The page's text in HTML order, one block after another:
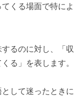
くる場面で特によ
るのに対し、「収
る」を表します。
して迷ったときに